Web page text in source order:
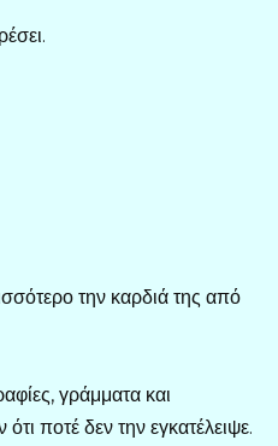
την καρδιά της από
γράμματα και
ποτέ δεν την εγκατέλειψε.